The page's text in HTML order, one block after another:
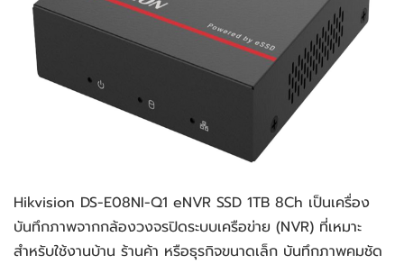
Hikvision DS-E08NI-Q1 eNVR SSD 1TB 8Ch เป็นเครื่อง
บันทึกภาพจากกล้องวงจรปิดระบบเครือข่าย (NVR) ที่เหมาะ
สำหรับใช้งานบ้าน ร้านค้า หรือธุรกิจขนาดเล็ก บันทึกภาพคมชัด